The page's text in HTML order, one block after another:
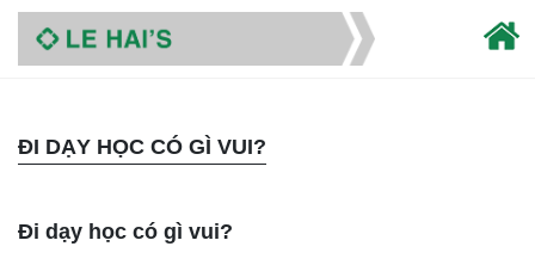
ĐI DẠY HỌC CÓ GÌ VUI?
Đi dạy học có gì vui?